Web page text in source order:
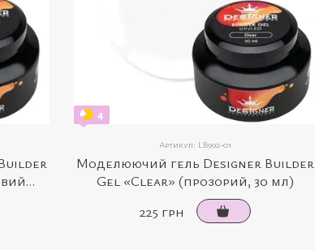
4
Артикул: LB992-01
Моделюючий гель Designer Builder
Gel «Clear» (прозорий, 30 мл)
225 грн